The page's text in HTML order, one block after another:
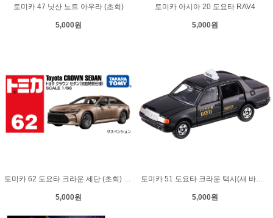
토미카 47 닛산 노트 아우라 (초회)
5,000원
토미카 아시아 20 도요타 RAV4
5,000원
토미카 62 도요타 크라운 세단 (초회) 1st Edition
5,000원
토미카 51 도요타 크라운 택시(새 바코드)
5,000원